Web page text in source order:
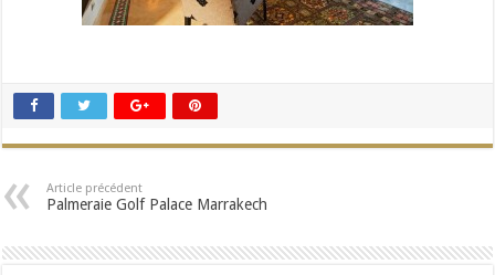
Article précédent
Palmeraie Golf Palace Marrakech